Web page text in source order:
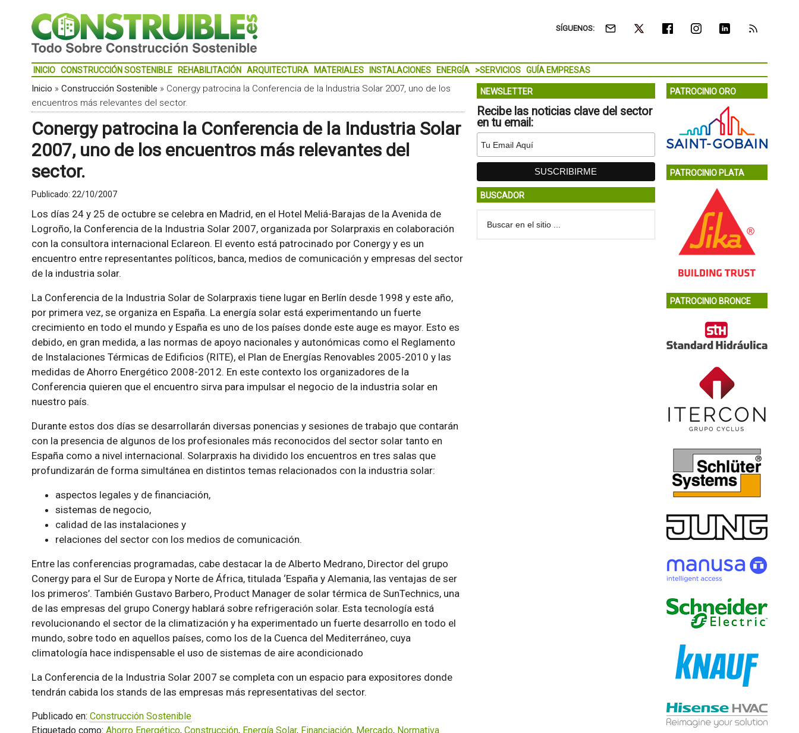
SÍGUENOS:
INICIO CONSTRUCCIÓN SOSTENIBLE REHABILITACIÓN ARQUITECTURA MATERIALES INSTALACIONES ENERGÍA >SERVICIOS GUÍA EMPRESAS
Inicio » Construcción Sostenible » Conergy patrocina la Conferencia de la Industria Solar 2007, uno de los
encuentros más relevantes del sector.
Conergy patrocina la Conferencia de la Industria Solar
2007, uno de los encuentros más relevantes del
sector.
Publicado: 22/10/2007
Los días 24 y 25 de octubre se celebra en Madrid, en el Hotel Meliá-Barajas de la Avenida de
Logroño, la Conferencia de la Industria Solar 2007, organizada por Solarpraxis en colaboración
con la consultora internacional Eclareon. El evento está patrocinado por Conergy y es un
encuentro entre representantes políticos, banca, medios de comunicación y empresas del sector
de la industria solar.
La Conferencia de la Industria Solar de Solarpraxis tiene lugar en Berlín desde 1998 y este año,
por primera vez, se organiza en España. La energía solar está experimentando un fuerte
crecimiento en todo el mundo y España es uno de los países donde este auge es mayor. Esto es
debido, en gran medida, a las normas de apoyo nacionales y autonómicas como el Reglamento
de Instalaciones Térmicas de Edificios (RITE), el Plan de Energías Renovables 2005-2010 y las
medidas de Ahorro Energético 2008-2012. En este contexto los organizadores de la
Conferencia quieren que el encuentro sirva para impulsar el negocio de la industria solar en
nuestro país.
Durante estos dos días se desarrollarán diversas ponencias y sesiones de trabajo que contarán
con la presencia de algunos de los profesionales más reconocidos del sector solar tanto en
España como a nivel internacional. Solarpraxis ha dividido los encuentros en tres salas que
profundizarán de forma simultánea en distintos temas relacionados con la industria solar:
aspectos legales y de financiación,
sistemas de negocio,
calidad de las instalaciones y
relaciones del sector con los medios de comunicación.
Entre las conferencias programadas, cabe destacar la de Alberto Medrano, Director del grupo
Conergy para el Sur de Europa y Norte de África, titulada ‘España y Alemania, las ventajas de ser
los primeros’. También Gustavo Barbero, Product Manager de solar térmica de SunTechnics, una
de las empresas del grupo Conergy hablará sobre refrigeración solar. Esta tecnología está
revolucionando el sector de la climatización y ha experimentado un fuerte desarrollo en todo el
mundo, sobre todo en aquellos países, como los de la Cuenca del Mediterráneo, cuya
climatología hace indispensable el uso de sistemas de aire acondicionado
La Conferencia de la Industria Solar 2007 se completa con un espacio para expositores donde
tendrán cabida los stands de las empresas más representativas del sector.
Publicado en: Construcción Sostenible
Etiquetado como: Ahorro Energético, Construcción, Energía Solar, Financiación, Mercado, Normativa
NEWSLETTER
Recibe las noticias clave del sector
en tu email:
BUSCADOR
PATROCINIO ORO
PATROCINIO PLATA
PATROCINIO BRONCE